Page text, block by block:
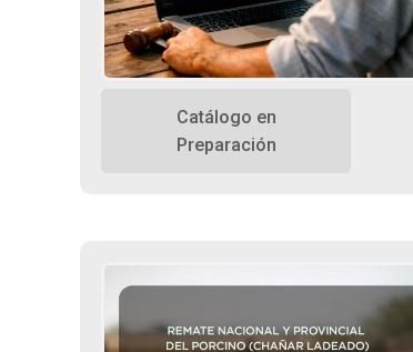
Catálogo en
Preparación